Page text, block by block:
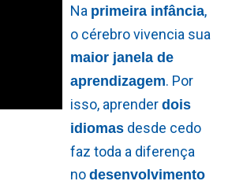
Na primeira infância,
o cérebro vivencia sua
maior janela de
aprendizagem. Por
isso, aprender dois
idiomasdesde cedo
faz toda a diferença
no desenvolvimento